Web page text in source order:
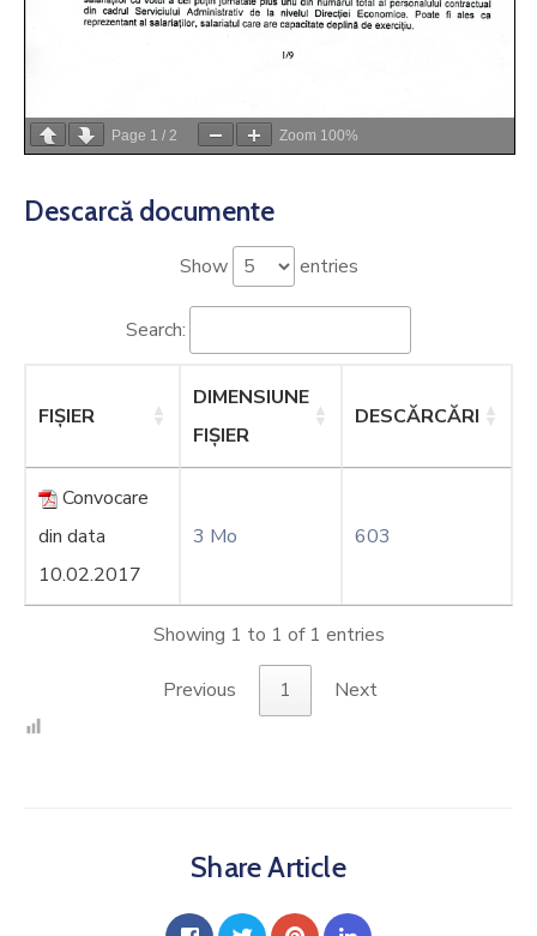
Page 1 / 2 Zoom 100%
Descarcă documente
Show entries
Search:
FIȘIER
DIMENSIUNE
FIȘIER
DESCĂRCĂRI
Convocare
din data
10.02.2017
3 Mo 603
Showing 1 to 1 of 1 entries
Previous 1 Next
Share Article